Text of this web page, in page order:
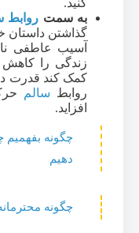
به سمت روابط
گذاشتن داستان
آسیب عاطفی
زندگی را کاهش
کمک کند قدرت
روابط سالم
افزاید.
چگونه بفهمیم
دهیم
چگونه